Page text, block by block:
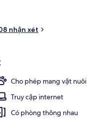
nhận xét
Cho phép mang vật nuôi
Truy cập internet
Có phòng thông nhau